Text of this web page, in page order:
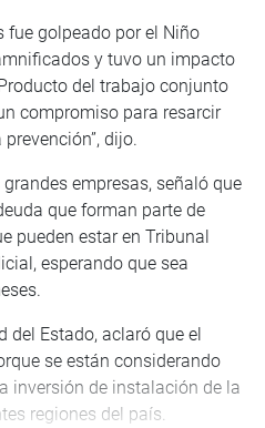
fue golpeado por el Niño
y tuvo un impacto
del trabajo conjunto
compromiso para resarcir
dijo.
empresas, señaló que
que forman parte de
pueden estar en Tribunal
esperando que sea
del Estado, aclaró que el
se están considerando
inversión de instalación de la
regiones del país.